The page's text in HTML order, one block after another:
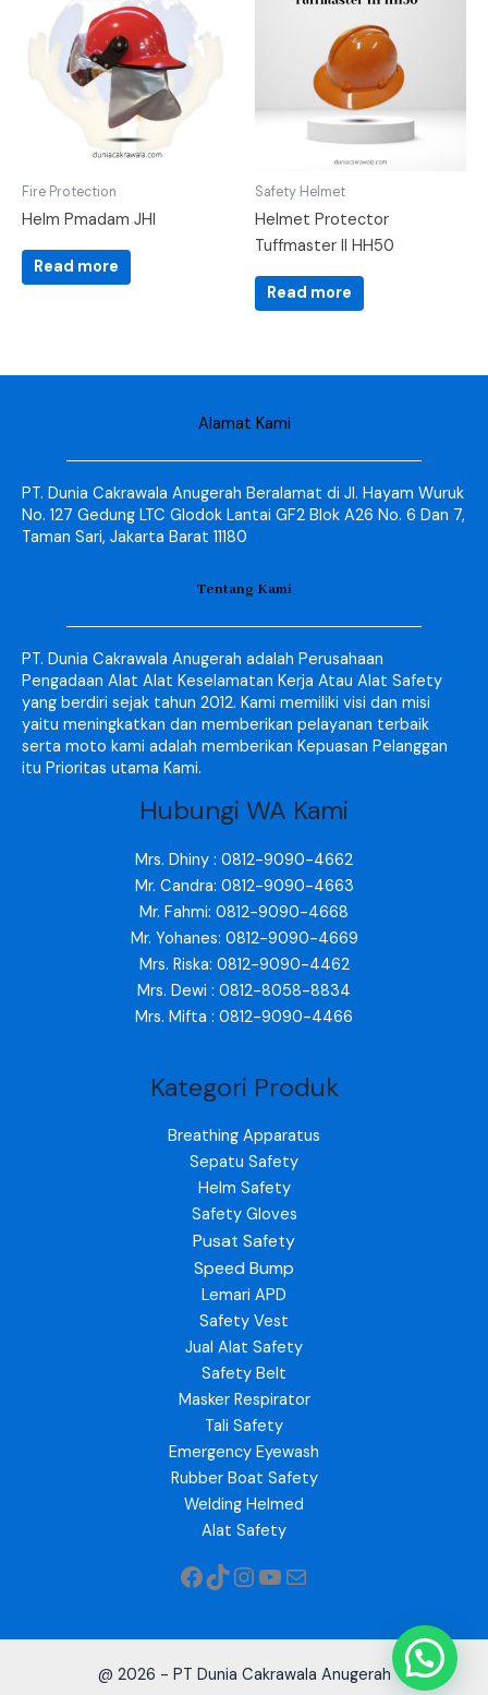
Fire Protection
Helm Pmadam JHI
Read more
Safety Helmet
Helmet Protector
Tuffmaster II HH50
Read more
Alamat Kami
PT. Dunia Cakrawala Anugerah Beralamat di Jl. Hayam Wuruk
No. 127 Gedung LTC Glodok Lantai GF2 Blok A26 No. 6 Dan 7,
Taman Sari, Jakarta Barat 11180
Tentang Kami
PT. Dunia Cakrawala Anugerah adalah Perusahaan
Pengadaan Alat Alat Keselamatan Kerja Atau Alat Safety
yang berdiri sejak tahun 2012. Kami memiliki visi dan misi
yaitu meningkatkan dan memberikan pelayanan terbaik
serta moto kami adalah memberikan Kepuasan Pelanggan
itu Prioritas utama Kami.
Hubungi WA Kami
Mrs. Dhiny : 0812-9090-4662
Mr. Candra: 0812-9090-4663
Mr. Fahmi: 0812-9090-4668
Mr. Yohanes: 0812-9090-4669
Mrs. Riska: 0812-9090-4462
Mrs. Dewi : 0812-8058-8834
Mrs. Mifta : 0812-9090-4466
Kategori Produk
Breathing Apparatus
Sepatu Safety
Helm Safety
Safety Gloves
Pusat Safety
Speed Bump
Lemari APD
Safety Vest
Jual Alat Safety
Safety Belt
Masker Respirator
Tali Safety
Emergency Eyewash
Rubber Boat Safety
Welding Helmed
Alat Safety
@ 2026 - PT Dunia Cakrawala Anugerah